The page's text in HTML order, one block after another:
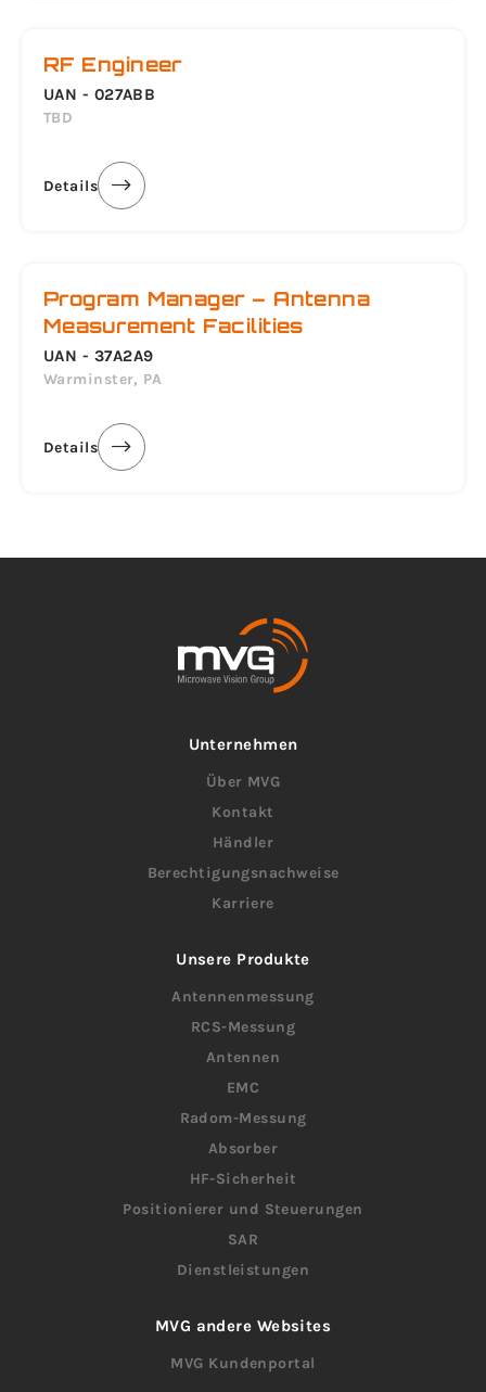
RF Engineer
UAN - 027ABB
TBD
Details
Program Manager – Antenna
Measurement Facilities
UAN - 37A2A9
Warminster, PA
Details
Unternehmen
Über MVG
Kontakt
Händler
Berechtigungsnachweise
Karriere
Unsere Produkte
Antennenmessung
RCS-Messung
Antennen
EMC
Radom-Messung
Absorber
HF-Sicherheit
Positionierer und Steuerungen
SAR
Dienstleistungen
MVG andere Websites
MVG Kundenportal